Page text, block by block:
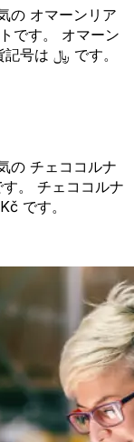
の オマーンリア
です。 オマーン
リアル の通貨コードは OMR です。 通貨記号は ﷼ です。
の チェココルナ
。 チェココルナ
です。